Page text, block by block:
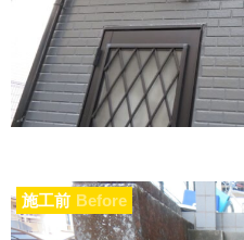
施工前 Before